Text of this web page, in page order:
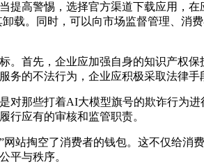
高警惕，选择官方渠道下载应用，在
载。同时，可以向市场监督管理、消
首先，企业应加强自身的知识产权
的不法行为，企业应积极采取法律手
那些打着AI大模型旗号的欺诈行为
行应有的审核和监管职责。
站掏空了消费者的钱包。这不仅给消
平与秩序。